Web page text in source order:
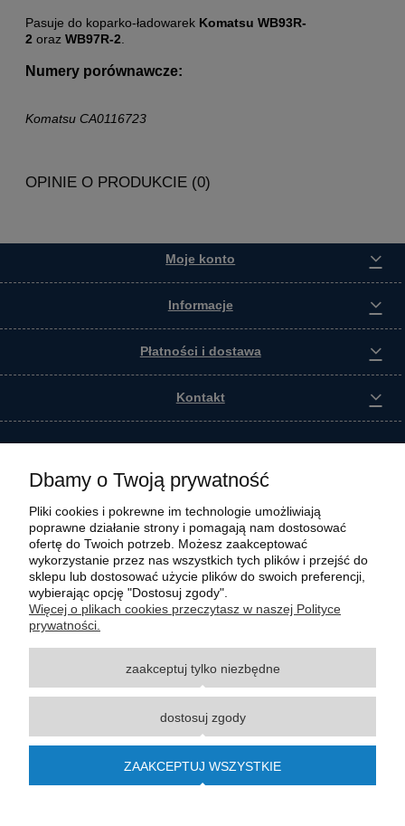
Pasuje do koparko-ładowarek Komatsu WB93R-
2 oraz WB97R-2.
Numery porównawcze:
Komatsu CA0116723
OPINIE O PRODUKCIE (0)
Moje konto
Informacje
Płatności i dostawa
Kontakt
Wszystkie materiały graficzne i zdjęciowe zamieszczone na stronie internetowej polmasz.pl
są prawnie chronione i stanowią własność intelektualną polmasz.pl. Jakiekolwiek
z zastrzeżeniem korzystania o charakterze niekomercyjnym dla użytku osobistego, ze
wskazaniem źródła. Nazwy Carraro, Case, Cat, Caterpillar, Dana Spicer, Doosan, Komatsu,
znakami towarowymi odpowiednich producentów oryginalnego sprzętu. Wszystkie nazwy,
opisy, numery i symbole zostały użyte wyłącznie w celach informacyjnych lub
wymienionych marek i producentów.
Dbamy o Twoją prywatność
Pliki cookies i pokrewne im technologie umożliwiają
poprawne działanie strony i pomagają nam dostosować
ofertę do Twoich potrzeb. Możesz zaakceptować
wykorzystanie przez nas wszystkich tych plików i przejść do
sklepu lub dostosować użycie plików do swoich preferencji,
wybierając opcję "Dostosuj zgody".
Więcej o plikach cookies przeczytasz w naszej Polityce
prywatności.
zaakceptuj tylko niezbędne
dostosuj zgody
ZAAKCEPTUJ WSZYSTKIE